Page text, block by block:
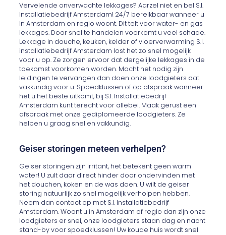
Vervelende onverwachte lekkages? Aarzel niet en bel S.I.
Installatiebedrijf Amsterdam! 24/7 bereikbaar wanneer u
in Amsterdam en regio woont. Dit telt voor water- en gas
lekkages. Door snel te handelen voorkomt u veel schade.
Lekkage in douche, keuken, kelder of vloerverwarming S.I.
installatiebedrijf Amsterdam lost het zo snel mogelijk
voor u op. Ze zorgen ervoor dat dergelijke lekkages in de
toekomst voorkomen worden. Mocht het nodig zijn
leidingen te vervangen dan doen onze loodgieters dat
vakkundig voor u. Spoedklussen of op afspraak wanneer
het u het beste uitkomt, bij S.I. Installatiebedrijf
Amsterdam kunt terecht voor allebei. Maak gerust een
afspraak met onze gediplomeerde loodgieters. Ze
helpen u graag snel en vakkundig.
Geiser storingen meteen verhelpen?
Geiser storingen zijn irritant, het betekent geen warm
water! U zult daar direct hinder door ondervinden met
het douchen, koken en de was doen. U wilt de geiser
storing natuurlijk zo snel mogelijk verholpen hebben.
Neem dan contact op met S.I. Installatiebedrijf
Amsterdam. Woont u in Amsterdam of regio dan zijn onze
loodgieters er snel, onze loodgieters staan dag en nacht
stand-by voor spoedklussen! Uw koude huis wordt snel